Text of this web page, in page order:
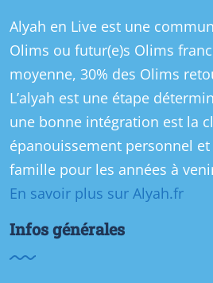
Alyah en Live est une
Olims ou futur(e)s Olims
moyenne, 30% des Olims
L’alyah est une étape
une bonne intégration est la
épanouissement personnel
famille pour les années à
En savoir plus sur Alyah.fr
Infos générales